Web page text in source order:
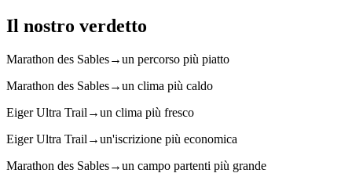
Il nostro verdetto
Marathon des Sables→un percorso più piatto
Marathon des Sables→un clima più caldo
Eiger Ultra Trail →un clima più fresco
Eiger Ultra Trail →un'iscrizione più economica
Marathon des Sables→un campo partenti più grande